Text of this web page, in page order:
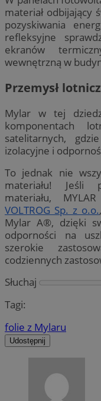
materiał odbijający
pozyskiwania
refleksyjne
ekranów
wewnętrzną w
Przemysł
Mylar w tej
komponentach
satelitarnych,
izolacyjne i
To jednak nie
materiału! Jeśli
materiału,
VOLTROG Sp. z o.o.
Mylar A®, dzięki
odporności na
szerokie
codziennych
Słuchaj
Tagi:
folie z Mylaru
Udostępnij